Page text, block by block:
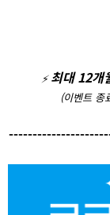
⚡️ 최대 12개
(이벤트 종